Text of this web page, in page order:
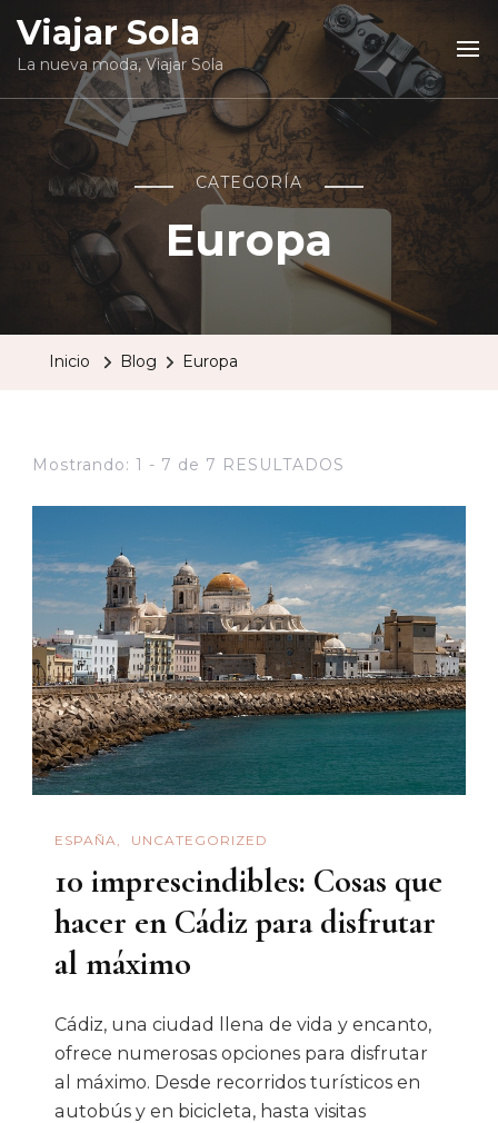
Viajar Sola
La nueva moda, Viajar Sola
CATEGORÍA
Europa
Inicio Blog Europa
Mostrando: 1 - 7 de 7 RESULTADOS
ESPAÑA UNCATEGORIZED
10 imprescindibles: Cosas que
hacer en Cádiz para disfrutar
al máximo
Cádiz, una ciudad llena de vida y encanto,
ofrece numerosas opciones para disfrutar
al máximo. Desde recorridos turísticos en
autobús y en bicicleta, hasta visitas